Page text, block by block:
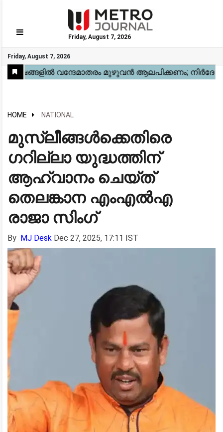
Friday, August 7, 2026
Friday, August 7, 2026
GO
Home
Kerala
National
Gulf
World
Sports
Movies
Health
Automobile
Travel
Education
Novel
Business
Technology
Webstory
HOME NATIONAL
മുസ്ലീങ്ങൾക്കെതിരെ
ഗറില്ലാ യുദ്ധത്തിന്
ആഹ്വാനം ചെയ്ത്
തെലങ്കാന എംഎൽഎ
രാജാ സിംഗ്
By MJ Desk Dec 27, 2025, 17:11 IST